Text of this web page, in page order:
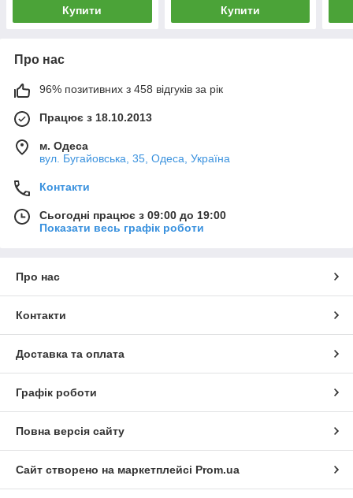
Купити Купити
Про нас
96% позитивних з 458 відгуків за рік
Працює з 18.10.2013
м. Одеса
вул. Бугайовська, 35, Одеса, Україна
Контакти
Сьогодні працює з 09:00 до 19:00
Показати весь графік роботи
Про нас
Контакти
Доставка та оплата
Графік роботи
Повна версія сайту
Сайт створено на маркетплейсі Prom.ua